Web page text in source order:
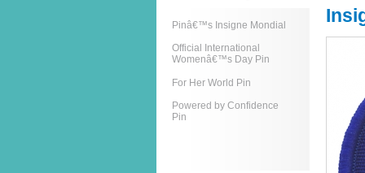
Pinâ€™s Insigne Mondial
Official International
Womenâ€™s Day Pin
For Her World Pin
Powered by Confidence
Pin